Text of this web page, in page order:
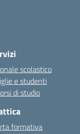
scolastico
e studenti
di studio
formativa